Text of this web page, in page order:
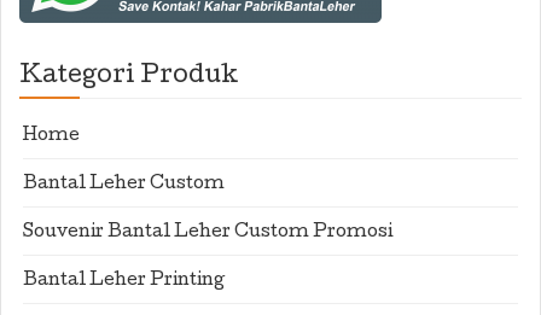
Kategori Produk
Home
Bantal Leher Custom
Souvenir Bantal Leher Custom Promosi
Bantal Leher Printing